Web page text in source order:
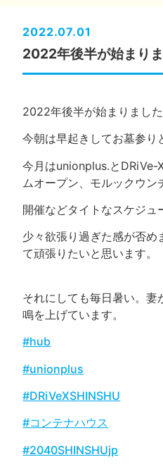
2022.07.01
2022年後半が始まり
2022年後半が始まりました
今朝は早起きしてお墓参り
今月はunionplus.とDRiVe-
ムオープン、モルックウン
開催などタイトなスケジュ
少々欲張り過ぎた感が否め
て頑張りたいと思います。
それにしても毎日暑い。妻
鳴を上げています。
#hub
#unionplus
#DRiVeXSHINSHU
#コンテナハウス
#2040SHINSHUjp